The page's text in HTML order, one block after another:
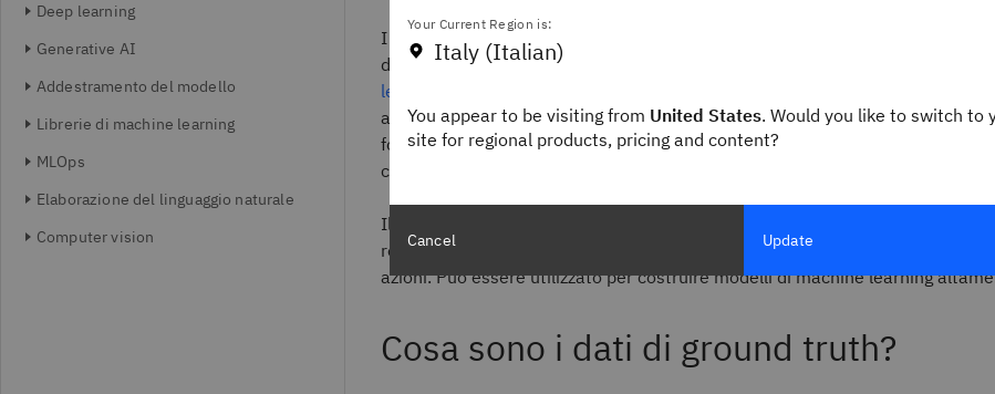
Deep learning
Generative AI
Addestramento del modello
Librerie di machine learning
MLOps
Elaborazione del linguaggio naturale
Computer vision
I dati etichettati sono costituiti da punti dati di esempio, accompagnati dalle
dagli output corretti. Via via che i dati di input vengono immessi
learning,
adeguato. I dati di addestramento etichettati forniscono un "ground truth ",
fondamentale, insegnando esplicitamente al modello a identificare le
caratteristiche ed
Il machine learning supervisionato aiuta le organizzazioni a risolvere una
reali su larga scala, come la classificazione dello spam o la previsione dei
azioni. Può essere utilizzato per costruire modelli di machine learning
Cosa sono i dati di ground truth?
Your Current Region is:
Italy (Italian)
You appear to be visiting from United States. Would you like to switch to
site for regional products, pricing and content?
Cancel Update